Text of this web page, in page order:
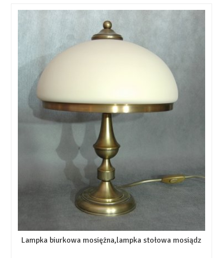
Lampka biurkowa mosiężna,lampka stołowa mosiądz